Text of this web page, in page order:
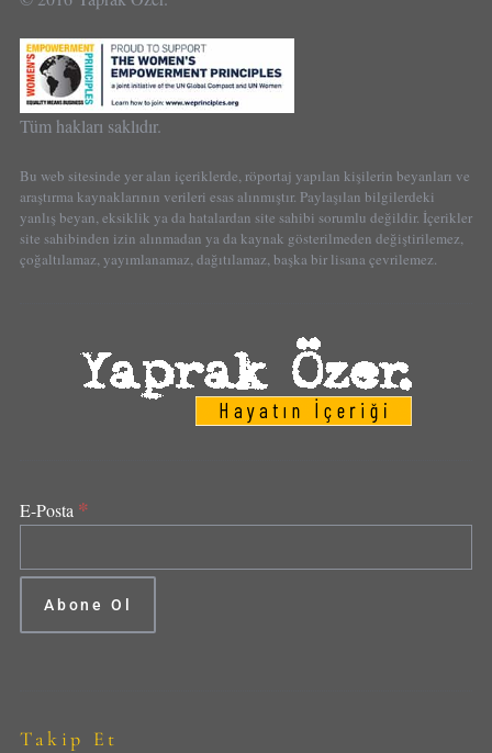
Tüm hakları saklıdır.
Bu web sitesinde yer alan içeriklerde, röportaj yapılan kişilerin beyanları ve
araştırma kaynaklarının verileri esas alınmıştır. Paylaşılan bilgilerdeki
yanlış beyan, eksiklik ya da hatalardan site sahibi sorumlu değildir. İçerikler
site sahibinden izin alınmadan ya da kaynak gösterilmeden değiştirilemez,
çoğaltılamaz, yayımlanamaz, dağıtılamaz, başka bir lisana çevrilemez.
E-Posta *
Takip Et